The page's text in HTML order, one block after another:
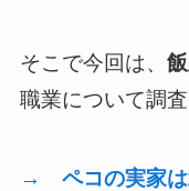
そこで今回は、
職業について調査
→ ペコの実家は